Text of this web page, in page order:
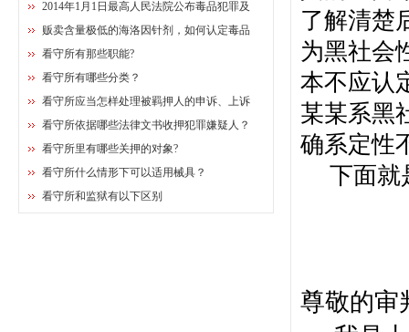
2014年1月1日最高人民法院公布毒品犯罪及
贩卖含量极低的海洛因针剂，如何认定毒品
看守所有那些职能?
看守所有哪些分类？
看守所应当怎样处理被羁押人的申诉、上诉
看守所依据哪些法律文书收押犯罪嫌疑人？
看守所里有哪些关押的对象?
看守所什么情形下可以适用械具？
看守所和监狱有以下区别
了解清楚
为黑社会
本不应认
某某系黑
确系定性
下面就
尊敬的审